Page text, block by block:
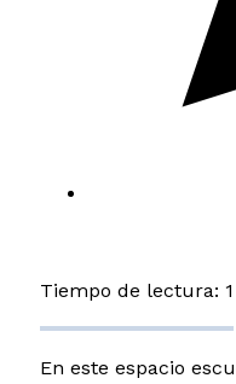
Tiempo de lectura:
En este espacio